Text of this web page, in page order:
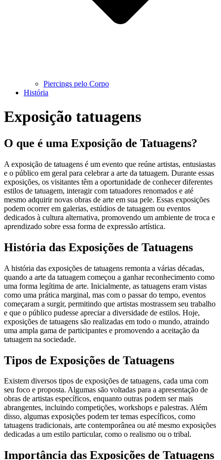
Piercings pelo Corpo
História
Exposição tatuagens
O que é uma Exposição de Tatuagens?
A exposição de tatuagens é um evento que reúne artistas, entusiastas
e o público em geral para celebrar a arte da tatuagem. Durante essas
exposições, os visitantes têm a oportunidade de conhecer diferentes
estilos de tatuagem, interagir com tatuadores renomados e até
mesmo adquirir novas obras de arte em sua pele. Essas exposições
podem ocorrer em galerias, estúdios de tatuagem ou eventos
dedicados à cultura alternativa, promovendo um ambiente de troca e
aprendizado sobre essa forma de expressão artística.
História das Exposições de Tatuagens
A história das exposições de tatuagens remonta a várias décadas,
quando a arte da tatuagem começou a ganhar reconhecimento como
uma forma legítima de arte. Inicialmente, as tatuagens eram vistas
como uma prática marginal, mas com o passar do tempo, eventos
começaram a surgir, permitindo que artistas mostrassem seu trabalho
e que o público pudesse apreciar a diversidade de estilos. Hoje,
exposições de tatuagens são realizadas em todo o mundo, atraindo
uma ampla gama de participantes e promovendo a aceitação da
tatuagem na sociedade.
Tipos de Exposições de Tatuagens
Existem diversos tipos de exposições de tatuagens, cada uma com
seu foco e proposta. Algumas são voltadas para a apresentação de
obras de artistas específicos, enquanto outras podem ser mais
abrangentes, incluindo competições, workshops e palestras. Além
disso, algumas exposições podem ter temas específicos, como
tatuagens tradicionais, arte contemporânea ou até mesmo exposições
dedicadas a um estilo particular, como o realismo ou o tribal.
Importância das Exposições de Tatuagens